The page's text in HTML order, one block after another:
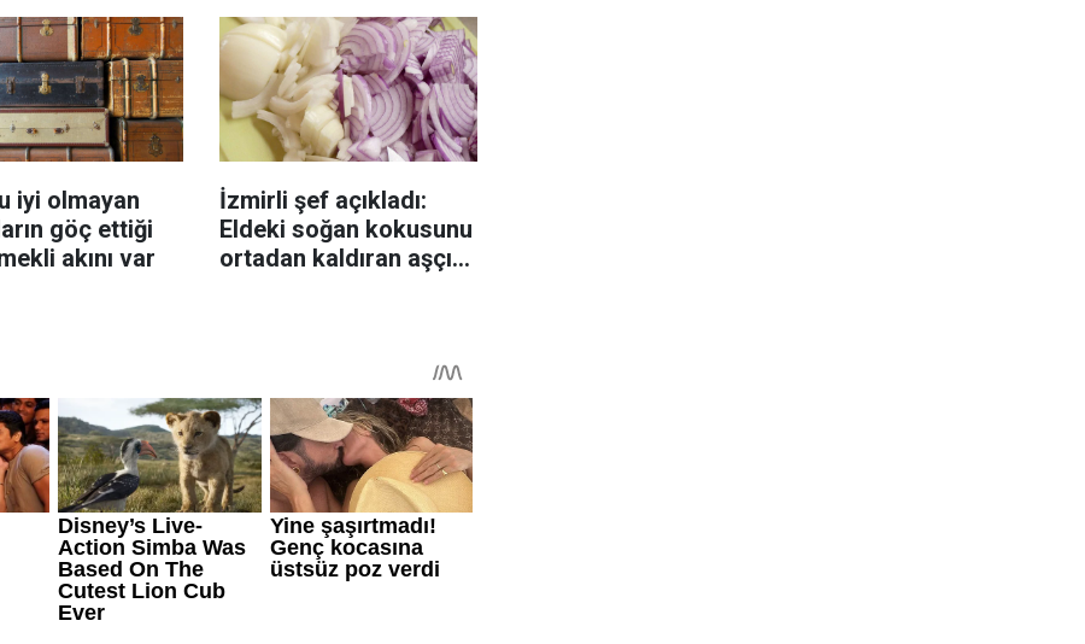
iyi olmayan
göç ettiği
akını var
İzmirli şef açıkladı:
Eldeki soğan kokusunu
ortadan kaldıran aşçı